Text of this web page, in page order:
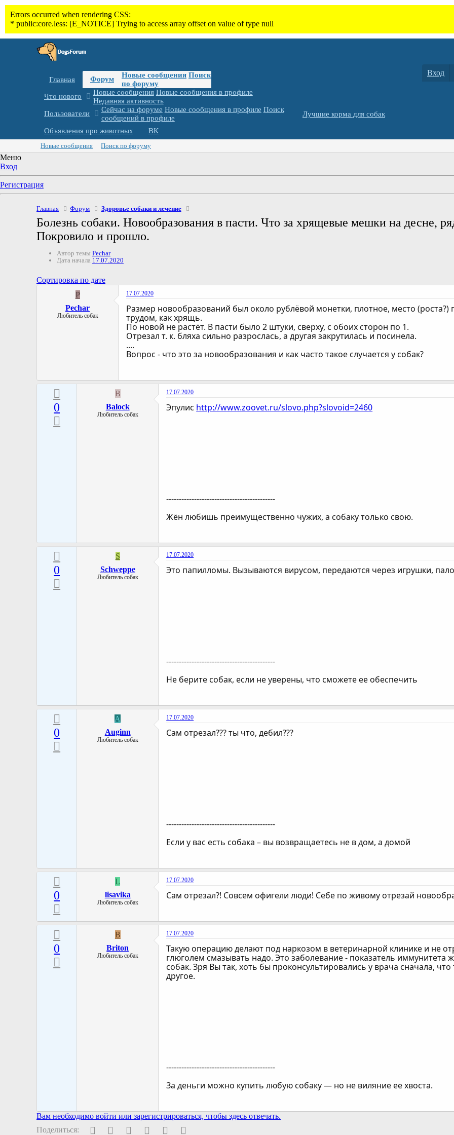
Главная Форум Новые сообщения Поиск
по форуму
Что нового
Новые сообщения Новые сообщения в профиле
Недавняя активность
Пользователи
Сейчас на форуме Новые сообщения в профиле Поиск
сообщений в профиле
Лучшие корма для собак
Объявления про животных ВК
Вход
Новые сообщения Поиск по форуму
Меню
Вход
Регистрация
Главная Форум Здоровье собаки и лечение
Болезнь собаки. Новообразования в пасти. Что за хрящевые мешки на десне,
Покровило и прошло.
Автор темы Pechar
Дата начала 17.07.2020
Сортировка по дате
P
Pechar
Любитель собак
17.07.2020
Размер новообразований был около рублёвой монетки, плотное, место (роста?)
трудом, как хрящь.
По новой не растёт. В пасти было 2 штуки, сверху, с обоих сторон по 1.
Отрезал т. к. бляха сильно разрослась, а другая закрутилась и посинела.
....
Вопрос - что это за новообразования и как часто такое случается у собак?
0
B
Balock
Любитель собак
17.07.2020
Эпулис http://www.zoovet.ru/slovo.php?slovoid=2460
-------------------------------------------
Жён любишь преимущественно чужих, а собаку только свою.
0
S
Schweppe
Любитель собак
17.07.2020
Это папилломы. Вызываются вирусом, передаются через игрушки,
-------------------------------------------
Не берите собак, если не уверены, что сможете ее обеспечить
0
A
Auginn
Любитель собак
17.07.2020
Сам отрезал??? ты что, дебил???
-------------------------------------------
Если у вас есть собака – вы возвращаетесь не в дом, а домой
0
L
lisavika
Любитель собак
17.07.2020
Сам отрезал?! Совсем офигели люди! Себе по живому отрезай
0
B
Briton
Любитель собак
17.07.2020
Такую операцию делают под наркозом в ветеринарной клинике и не
глюголем смазывать надо. Это заболевание - показатель иммунитета
собак. Зря Вы так, хоть бы проконсультировались у врача сначала,
другое.
-------------------------------------------
За деньги можно купить любую собаку — но не виляние ее хвоста.
Вам необходимо войти или зарегистрироваться, чтобы здесь отвечать.
Поделиться:
Facebook
Twitter PinterestWhatsAppЭлектронная почта